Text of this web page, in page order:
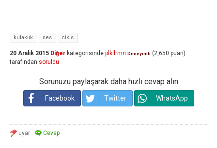
kulaklık ses cikis
20 Aralık 2015 Diğer kategorisinde plkllrmn Deneyimli (2,650 puan)
tarafından soruldu
Sorunuzu paylaşarak daha hızlı cevap alın
Facebook Twitter WhatsApp